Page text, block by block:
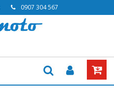
0907 304 567